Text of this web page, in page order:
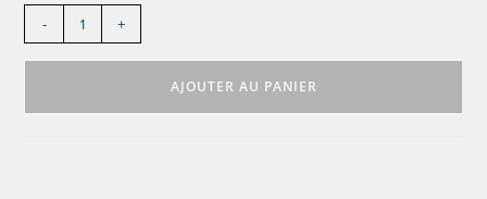
- +
AJOUTER AU PANIER